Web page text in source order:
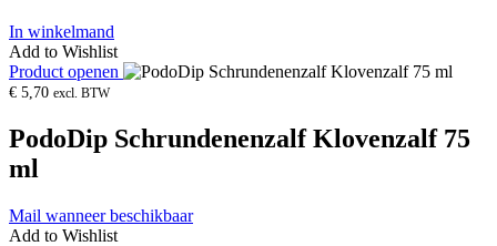
In winkelmand
Add to Wishlist
Product openen
€ 5,70 excl. BTW
PodoDip Schrundenenzalf Klovenzalf 75
ml
Mail wanneer beschikbaar
Add to Wishlist